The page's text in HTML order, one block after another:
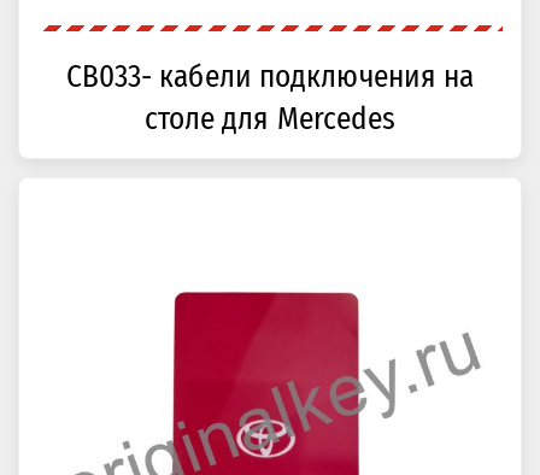
CB033- кабели подключения на
столе для Mercedes